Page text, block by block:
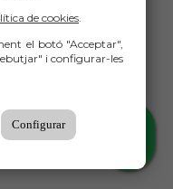
de cookies.
el botó "Acceptar",
i configurar-les
Configurar